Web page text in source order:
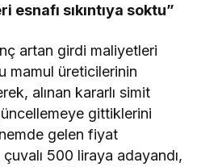
sıkıntıya soktu”
artan girdi maliyetleri
mamul üreticilerinin
alınan kararlı simit
gittiklerini
gelen fiyat
500 liraya adayandı,